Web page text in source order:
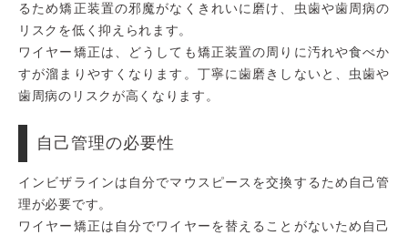
るため矯正装置の邪魔がなくきれいに磨け、虫歯や歯周病の
リスクを低く抑えられます。
ワイヤー矯正は、どうしても矯正装置の周りに汚れや食べか
すが溜まりやすくなります。丁寧に歯磨きしないと、虫歯や
歯周病のリスクが高くなります。
自己管理の必要性
インビザラインは自分でマウスピースを交換するため自己管
理が必要です。
ワイヤー矯正は自分でワイヤーを替えることがないため自己